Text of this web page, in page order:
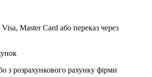
Master Card або переказ через
з розрахункового рахунку фірми